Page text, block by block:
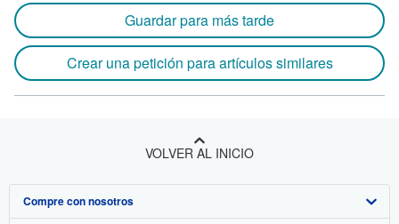
Guardar para más tarde
Crear una petición para artículos similares
VOLVER AL INICIO
Compre con nosotros